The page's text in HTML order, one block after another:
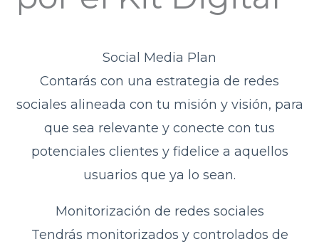
Social Media Plan
Contarás con una estrategia de redes
sociales alineada con tu misión y visión, para
que sea relevante y conecte con tus
potenciales clientes y fidelice a aquellos
usuarios que ya lo sean.
Monitorización de redes sociales
Tendrás monitorizados y controlados de